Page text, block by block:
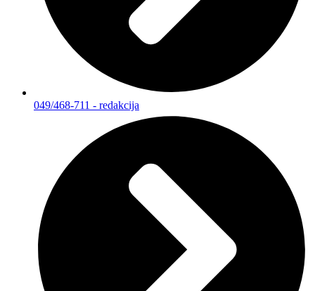
049/468-711 - redakcija